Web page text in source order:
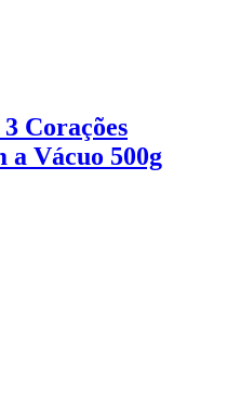
Corações
a Vácuo 500g